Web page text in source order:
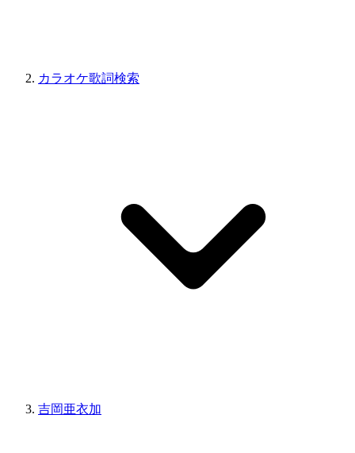
カラオケ歌詞検索
吉岡亜衣加